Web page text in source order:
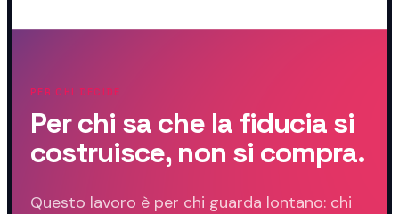
PER CHI DECIDE
Per chi sa che la fiducia si
costruisce, non si compra.
Questo lavoro è per chi guarda lontano: chi